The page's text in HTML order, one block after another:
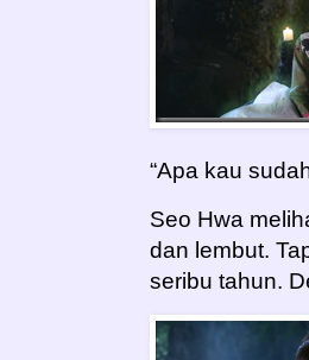
“Apa kau
Seo Hwa
dan lembut.
seribu tahun.